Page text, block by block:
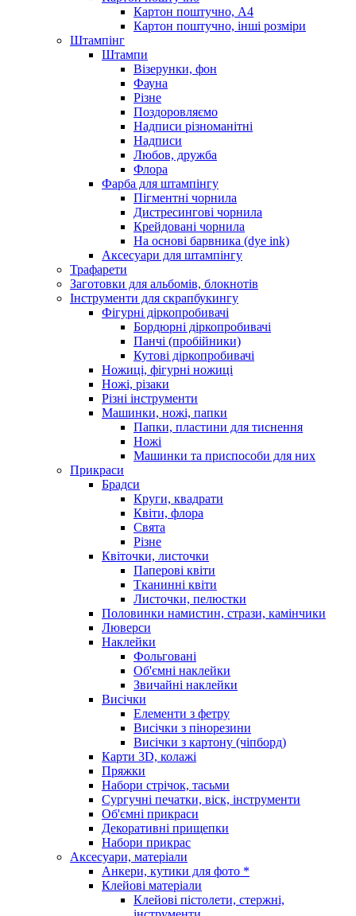
Картон поштучно, А4
Картон поштучно, інші розміри
Штампінг
Штампи
Візерунки, фон
Фауна
Різне
Поздоровляємо
Надписи різноманітні
Надписи
Любов, дружба
Флора
Фарба для штампінгу
Пігментні чорнила
Дистресингові чорнила
Крейдовані чорнила
На основі барвника (dye ink)
Аксесуари для штампінгу
Трафарети
Заготовки для альбомів, блокнотів
Інструменти для скрапбукингу
Фігурні діркопробивачі
Бордюрні діркопробивачі
Панчі (пробійники)
Кутові діркопробивачі
Ножиці, фігурні ножиці
Ножі, різаки
Різні інструменти
Машинки, ножі, папки
Папки, пластини для тиснення
Ножі
Машинки та приспособи для них
Прикраси
Брадси
Круги, квадрати
Квіти, флора
Свята
Різне
Квіточки, листочки
Паперові квіти
Тканинні квіти
Листочки, пелюстки
Половинки намистин, стрази, камінчики
Люверси
Наклейки
Фольговані
Об'ємні наклейки
Звичайні наклейки
Висічки
Елементи з фетру
Висічки з пінорезини
Висічки з картону (чіпборд)
Карти 3D, колажі
Пряжки
Набори стрічок, тасьми
Сургучні печатки, віск, інструменти
Об'ємні прикраси
Декоративні прищепки
Набори прикрас
Аксесуари, матеріали
Анкери, кутики для фото *
Клейові матеріали
Клейові пістолети, стержні,